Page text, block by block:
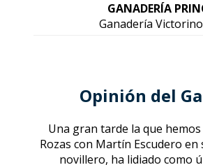
GANADERÍA
Ganadería
Opinión del
Una gran tarde la que
Rozas con Martín Escudero en
novillero, ha lidiado como